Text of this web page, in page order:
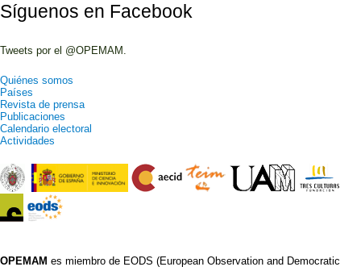
Síguenos en Facebook
Tweets por el @OPEMAM.
Quiénes somos
Países
Revista de prensa
Publicaciones
Calendario electoral
Actividades
OPEMAM es miembro de EODS (European Observation and Democratic